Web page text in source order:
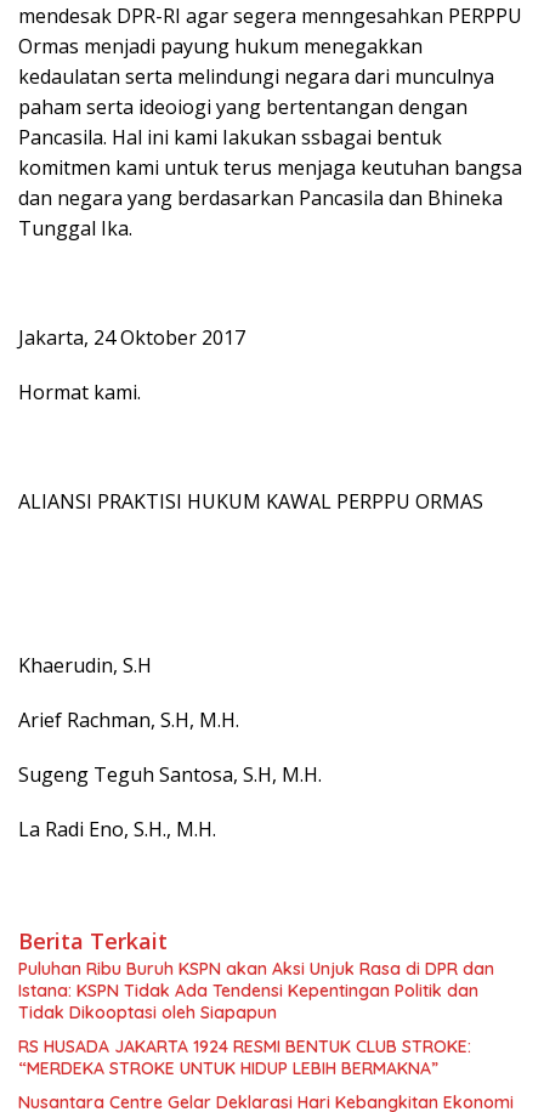
mendesak DPR-RI agar segera menngesahkan PERPPU
Ormas menjadi payung hukum menegakkan
kedaulatan serta melindungi negara dari munculnya
paham serta ideoiogi yang bertentangan dengan
Pancasila. Hal ini kami Iakukan ssbagai bentuk
komitmen kami untuk terus menjaga keutuhan bangsa
dan negara yang berdasarkan Pancasila dan Bhineka
Tunggal Ika.
Jakarta, 24 Oktober 2017
Hormat kami.
ALIANSI PRAKTISI HUKUM KAWAL PERPPU ORMAS
Khaerudin, S.H
Arief Rachman, S.H, M.H.
Sugeng Teguh Santosa, S.H, M.H.
La Radi Eno, S.H., M.H.
Berita Terkait
Puluhan Ribu Buruh KSPN akan Aksi Unjuk Rasa di DPR dan
Istana: KSPN Tidak Ada Tendensi Kepentingan Politik dan
Tidak Dikooptasi oleh Siapapun
RS HUSADA JAKARTA 1924 RESMI BENTUK CLUB STROKE:
“MERDEKA STROKE UNTUK HIDUP LEBIH BERMAKNA”
Nusantara Centre Gelar Deklarasi Hari Kebangkitan Ekonomi